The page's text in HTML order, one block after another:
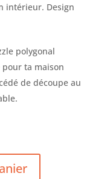
intérieur. Design
polygonal
ta maison
de découpe au